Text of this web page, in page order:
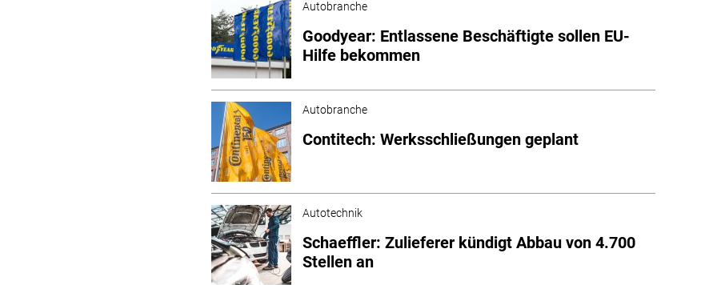
Autobranche
Goodyear: Entlassene Beschäftigte sollen EU-
Hilfe bekommen
Autobranche
Contitech: Werksschließungen geplant
Autotechnik
Schaeffler: Zulieferer kündigt Abbau von 4.700
Stellen an